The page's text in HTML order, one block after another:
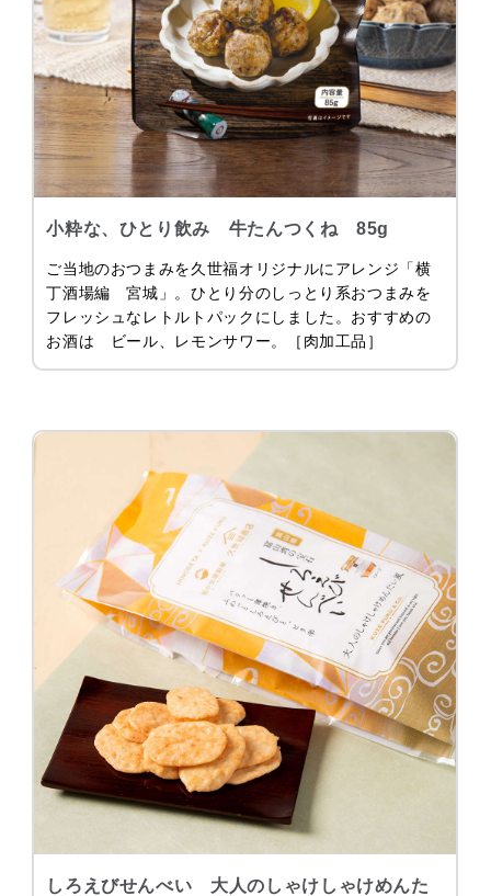
小粋な、ひとり飲み 牛たんつくね 85g
ご当地のおつまみを久世福オリジナルにアレンジ「横
丁酒場編 宮城」。ひとり分のしっとり系おつまみを
フレッシュなレトルトパックにしました。おすすめの
お酒は ビール、レモンサワー。［肉加工品］
しろえびせんべい 大人のしゃけしゃけめんた